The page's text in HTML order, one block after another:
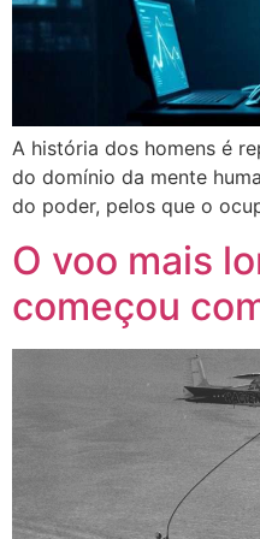
A história dos homens é
do domínio da mente
do poder, pelos que o
O voo mais
começou